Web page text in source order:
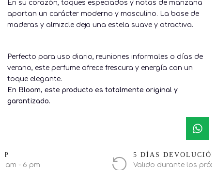
En su corazón, toques especiados y notas de manzana
aportan un carácter moderno y masculino. La base de
maderas y almizcle deja una estela suave y atractiva.
Perfecto para uso diario, reuniones informales o días de
verano, este perfume ofrece frescura y energía con un
toque elegante.
En Bloom, este producto es totalmente original y
garantizado.
am - 6 pm
5 DÍAS DEVOLUCIÓN
Valido durante los